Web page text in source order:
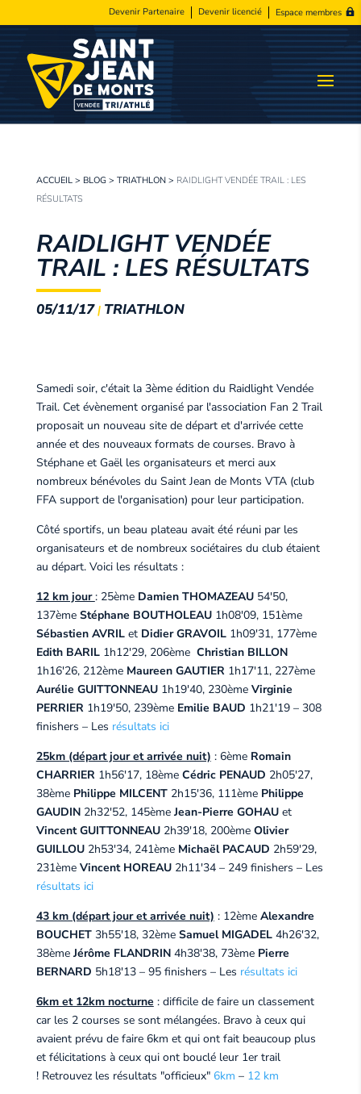
Devenir Partenaire Devenir licencié Espace membres
ACCUEIL> BLOG > TRIATHLON> RAIDLIGHT VENDÉE TRAIL : LES
RÉSULTATS
RAIDLIGHT VENDÉE
TRAIL : LES RÉSULTATS
05/11/17| TRIATHLON
Samedi soir, c'était la 3ème édition du Raidlight Vendée
Trail. Cet évènement organisé par l'association Fan 2 Trail
proposait un nouveau site de départ et d'arrivée cette
année et des nouveaux formats de courses. Bravo à
Stéphane et Gaël les organisateurs et merci aux
nombreux bénévoles du Saint Jean de Monts VTA (club
FFA support de l'organisation) pour leur participation.
Côté sportifs, un beau plateau avait été réuni par les
organisateurs et de nombreux sociétaires du club étaient
au départ. Voici les résultats :
12 km jour: 25ème Damien THOMAZEAU 54'50,
137ème Stéphane BOUTHOLEAU1h08'09, 151ème
Sébastien AVRIL et Didier GRAVOIL 1h09'31, 177ème
Edith BARIL 1h12'29, 206ème Christian BILLON
1h16'26, 212ème Maureen GAUTIER 1h17'11, 227ème
Aurélie GUITTONNEAU 1h19'40, 230ème Virginie
PERRIER 1h19'50, 239ème Emilie BAUD 1h21'19 – 308
finishers – Les résultats ici
25km (départ jour et arrivée nuit) : 6ème Romain
CHARRIER 1h56'17, 18èmeCédric PENAUD 2h05'27,
38ème Philippe MILCENT 2h15'36, 111ème Philippe
GAUDIN 2h32'52, 145ème Jean-Pierre GOHAU et
Vincent GUITTONNEAU 2h39'18, 200èmeOlivier
GUILLOU 2h53'34, 241ème Michaël PACAUD 2h59'29,
231ème Vincent HOREAU 2h11'34 – 249 finishers – Les
résultats ici
43 km (départ jour et arrivée nuit) : 12ème Alexandre
BOUCHET 3h55'18, 32èmeSamuel MIGADEL 4h26'32,
38ème Jérôme FLANDRIN 4h38'38, 73ème Pierre
BERNARD 5h18'13 – 95 finishers – Les résultats ici
6km et 12km nocturne : difficile de faire un classement
car les 2 courses se sont mélangées. Bravo à ceux qui
avaient prévu de faire 6km et qui ont fait beaucoup plus
et félicitations à ceux qui ont bouclé leur 1er trail
! Retrouvez les résultats "officieux" 6km – 12 km